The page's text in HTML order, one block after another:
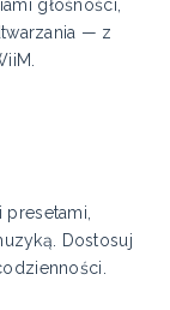
głośności,
— z
Dostosuj